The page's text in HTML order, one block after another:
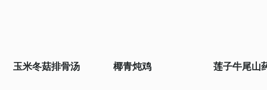
玉米冬菇排骨汤 椰青炖鸡 莲子牛尾山